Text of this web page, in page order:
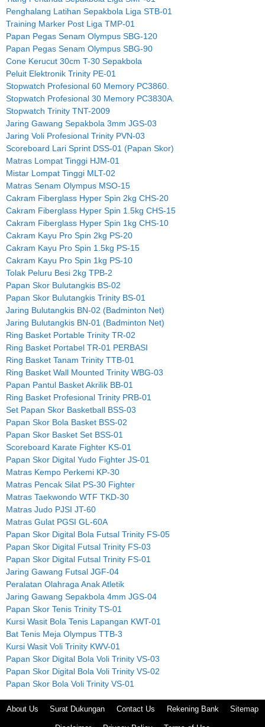
Penghalang Latihan Sepakbola Liga STB-01
Training Marker Post Liga TMP-01
Papan Pegas Senam Olympus SBG-120
Papan Pegas Senam Olympus SBG-90
Cone Kerucut 30cm T-30 Sepakbola
Peluit Elektronik Trinity PE-01
Stopwatch Profesional 60 Memory PC3860.
Stopwatch Profesional 30 Memory PC3830A.
Stopwatch Trinity TNT-2009
Jaring Gawang Sepakbola 3mm JGS-03
Jaring Voli Profesional Trinity PVN-03
Scoreboard Lari Sprint DSS-01 (Papan Skor)
Matras Lompat Tinggi HJM-01
Mistar Lompat Tinggi MLT-02
Matras Senam Olympus MSO-15
Cakram Fiberglass Hyper Spin 2kg CHS-20
Cakram Fiberglass Hyper Spin 1.5kg CHS-15
Cakram Fiberglass Hyper Spin 1kg CHS-10
Cakram Kayu Pro Spin 2kg PS-20
Cakram Kayu Pro Spin 1.5kg PS-15
Cakram Kayu Pro Spin 1kg PS-10
Tolak Peluru Besi 2kg TPB-2
Papan Skor Bulutangkis BS-02
Papan Skor Bulutangkis Trinity BS-01
Jaring Bulutangkis BN-02 (Badminton Net)
Jaring Bulutangkis BN-01 (Badminton Net)
Ring Basket Portable Trinity TR-02
Ring Basket Portabel TR-01 PERBASI
Ring Basket Tanam Trinity TTB-01
Ring Basket Wall Mounted Trinity WBG-03
Papan Pantul Basket Akrilik BB-01
Ring Basket Profesional Trinity PRB-01
Set Papan Skor Basketball BSS-03
Papan Skor Bola Basket BSS-02
Papan Skor Basket Set BSS-01
Scoreboard Karate Fighter KS-01
Papan Skor Digital Yudo Fighter JS-01
Matras Kempo Perkemi KP-30
Matras Pencak Silat PS-30 Fighter
Matras Taekwondo WTF TKD-30
Matras Judo PJSI JT-60
Matras Gulat PGSI GL-60A
Papan Skor Digital Bola Futsal Trinity FS-05
Papan Skor Digital Futsal Trinity FS-03
Papan Skor Digital Futsal Trinity FS-01
Jaring Gawang Futsal JGF-04
Peralatan Olahraga Anak Atletik
Jaring Gawang Sepakbola 4mm JGS-04
Papan Skor Tenis Trinity TS-01
Kursi Wasit Bola Tenis Lapangan KWT-01
Bat Tenis Meja Olympus TTB-3
Kursi Wasit Voli Trinity KWV-01
Papan Skor Digital Bola Voli Trinity VS-03
Papan Skor Digital Bola Voli Trinity VS-02
Papan Skor Bola Voli Trinity VS-01
About Us Surat Dukungan Contact Us Rekening Bank Sitemap